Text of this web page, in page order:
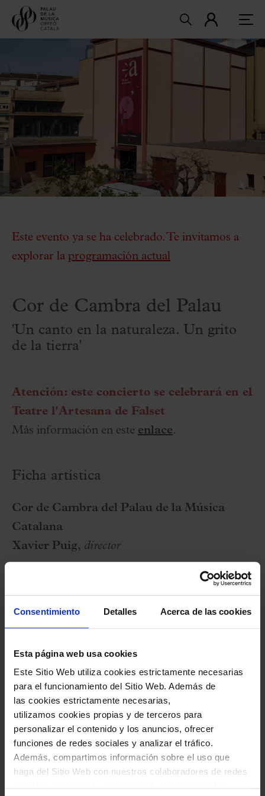
Consentimiento Detalles Acerca de las cookies
Esta página web usa cookies
Este Sitio Web utiliza cookies estrictamente necesarias
para el funcionamiento del Sitio Web. Además de
las cookies estrictamente necesarias,
utilizamos cookies propias y de terceros para
personalizar el contenido y los anuncios, ofrecer
funciones de redes sociales y analizar el tráfico.
Además, compartimos información sobre el uso que
haga del Sitio Web con nuestros colaboradores de redes
Este evento ya se ha celebrado. Te invitamos a
explorar la programación actual
Cor de Cambra del Palau
'Un canto en la naturaleza. Un grito
de la tierra'
Atención: este concierto se celebrará en el
Teatre l'Artesana de Falset
Más información en este enlace.
Ficha artística
Cor de Cambra del Palau de la Música
Catalana
Xavier Puig, director
de los pájaros)
J. BRAHMS:
Waldesnacht (Noche en el bosque,
de 7 Canciones, op. 62 )
F. MENDELSSOHN: Abschied vom
Walde
(Despedida en el bosque, de
6 Canciones
para cantar al aire libre op. 48)
... con olor a rosa ...